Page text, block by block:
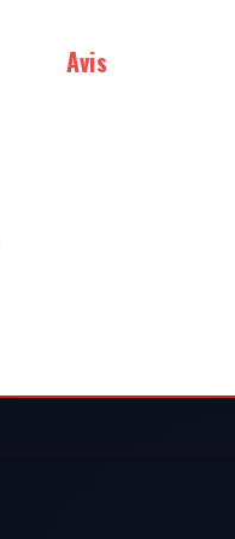
Avis